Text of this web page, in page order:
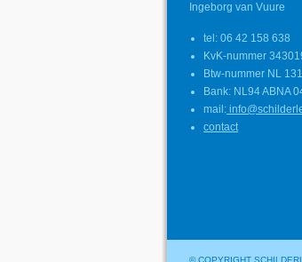
Ingeborg van Vuure
tel: 06 42 158 638
KvK-nummer
Btw-nummer NL
Bank: NL94 ABNA
mail:
contact
© COPYRIGHT